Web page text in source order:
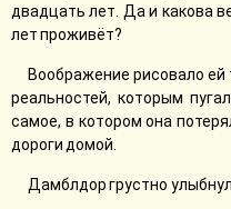
двадцать лет. Да и какова
лет проживёт?
Воображение рисовало
реальностей, которым
самое, в котором она
дороги домой.
Дамблдор грустно